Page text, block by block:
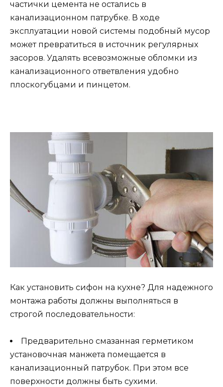
частички цемента не остались в
канализационном патрубке. В ходе
эксплуатации новой системы подобный мусор
может превратиться в источник регулярных
засоров. Удалять всевозможные обломки из
канализационного ответвления удобно
плоскогубцами и пинцетом.
Как установить сифон на кухне? Для надежного
монтажа работы должны выполняться в
строгой последовательности:
Предварительно смазанная герметиком
установочная манжета помещается в
канализационный патрубок. При этом все
поверхности должны быть сухими.